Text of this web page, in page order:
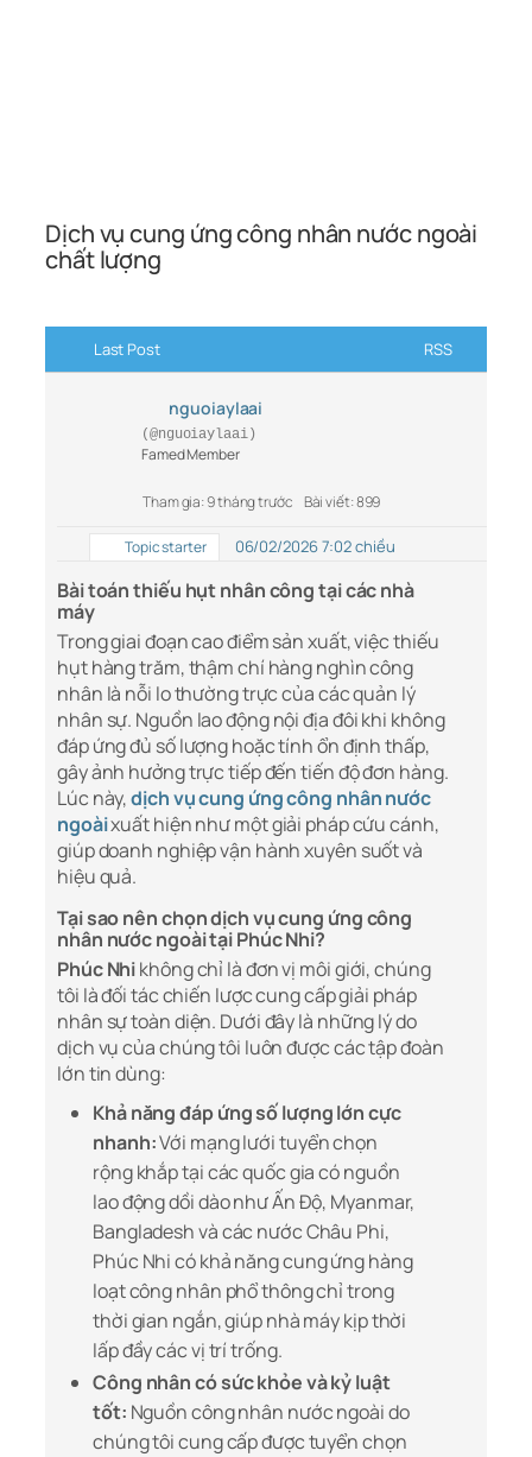
Dịch vụ cung ứng công nhân nước ngoài
chất lượng
Last Post RSS
nguoiaylaai
(@nguoiaylaai)
Famed Member
Tham gia: 9 tháng trước Bài viết: 899
Topic starter 06/02/2026 7:02 chiều
Bài toán thiếu hụt nhân công tại các nhà
máy
Trong giai đoạn cao điểm sản xuất, việc thiếu
hụt hàng trăm, thậm chí hàng nghìn công
nhân là nỗi lo thường trực của các quản lý
nhân sự. Nguồn lao động nội địa đôi khi không
đáp ứng đủ số lượng hoặc tính ổn định thấp,
gây ảnh hưởng trực tiếp đến tiến độ đơn hàng.
Lúc này,dịch vụ cung ứng công nhân nước
ngoàixuất hiện như một giải pháp cứu cánh,
giúp doanh nghiệp vận hành xuyên suốt và
hiệu quả.
Tại sao nên chọn dịch vụ cung ứng công
nhân nước ngoài tại Phúc Nhi?
Phúc Nhikhông chỉ là đơn vị môi giới, chúng
tôi là đối tác chiến lược cung cấp giải pháp
nhân sự toàn diện. Dưới đây là những lý do
dịch vụ của chúng tôi luôn được các tập đoàn
lớn tin dùng:
Khả năng đáp ứng số lượng lớn cực
nhanh:Với mạng lưới tuyển chọn
rộng khắp tại các quốc gia có nguồn
lao động dồi dào như Ấn Độ, Myanmar,
Bangladesh và các nước Châu Phi,
Phúc Nhi có khả năng cung ứng hàng
loạt công nhân phổ thông chỉ trong
thời gian ngắn, giúp nhà máy kịp thời
lấp đầy các vị trí trống.
Công nhân có sức khỏe và kỷ luật
tốt: Nguồn công nhân nước ngoài do
chúng tôi cung cấp được tuyển chọn